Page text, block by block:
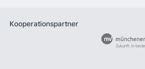
Kooperationspartner